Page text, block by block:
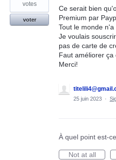
Ce serait bien
Premium par
Tout le monde n'a
Je voulais
pas de carte de
Faut améliorer ça
Merci!
votes
voter
25 juin 2023 ·
À quel point est-
Not at all